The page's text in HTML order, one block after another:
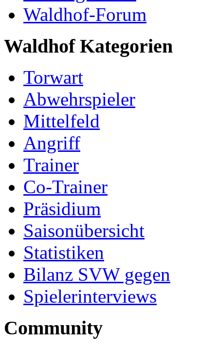
Waldhof-Forum
Waldhof Kategorien
Torwart
Abwehrspieler
Mittelfeld
Angriff
Trainer
Co-Trainer
Präsidium
Saisonübersicht
Statistiken
Bilanz SVW gegen
Spielerinterviews
Community